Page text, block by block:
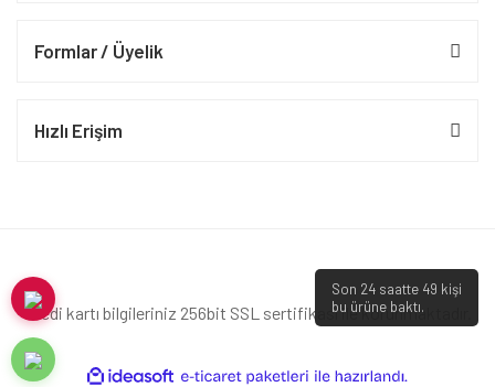
Formlar / Üyelik
Hızlı Erişim
Kredi kartı bilgileriniz 256bit SSL sertifikası ile korunmaktadır.
Son 24 saatte 49 kişi
bu ürüne baktı.
ideasoft e-